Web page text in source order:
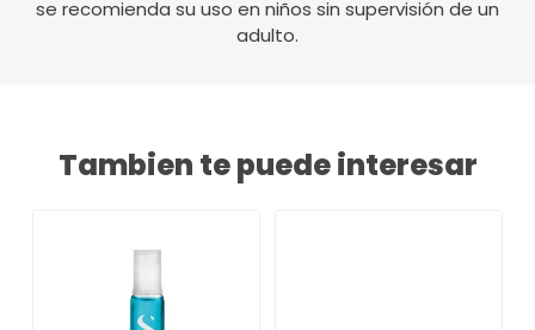
se recomienda su uso en niños sin supervisión de un
adulto.
Tambien te puede interesar